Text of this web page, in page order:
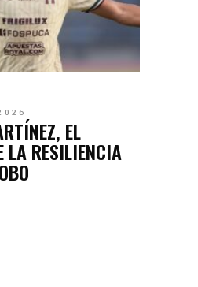
EL
LA RESILIENCIA